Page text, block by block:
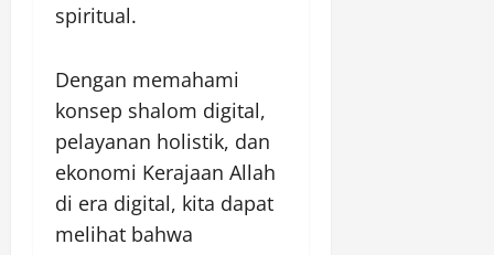
spiritual.
Dengan memahami
konsep shalom digital,
pelayanan holistik, dan
ekonomi Kerajaan Allah
di era digital, kita dapat
melihat bahwa